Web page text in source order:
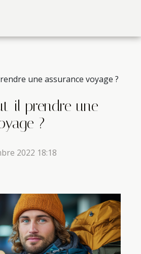
une assurance voyage ?
il prendre une
?
2022 18:18